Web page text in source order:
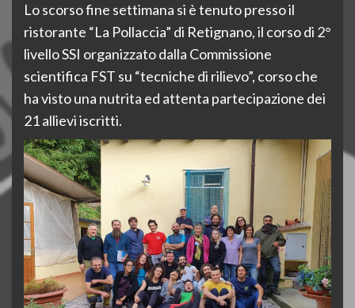
Lo scorso fine settimana si è tenuto presso il
ristorante “La Pollaccia” di Retignano, il corso di 2°
livello SSI organizzato dalla Commissione
scientifica FST su “tecniche di rilievo”, corso che
ha visto una nutrita ed attenta partecipazione dei
21 allievi iscritti.